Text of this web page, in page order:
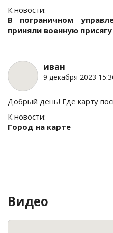
К новости:
В пограничном
приняли военную присягу
иван
9 декабря 2023
Добрый день! Где карту
К новости:
Город на карте
Видео